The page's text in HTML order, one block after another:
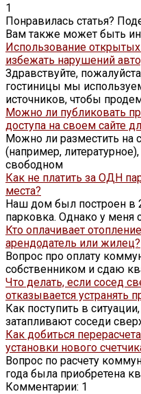
1
Понравилась статья?
Вам также может быть
Использование
избежать нарушений
Здравствуйте,
гостиницы мы
источников, чтобы
Можно ли публиковать
доступа на своем сайте
Можно ли разместить на
(например,
свободном
Как не платить за ОДН
места?
Наш дом был построен в
парковка. Однако у меня
Кто оплачивает
арендодатель или жилец?
Вопрос про оплату
собственником и сдаю
Что делать, если сосед
отказывается устранять
Как поступить в
затапливают соседи
Как добиться
установки нового
Вопрос по расчету
года была приобретена
Комментарии: 1